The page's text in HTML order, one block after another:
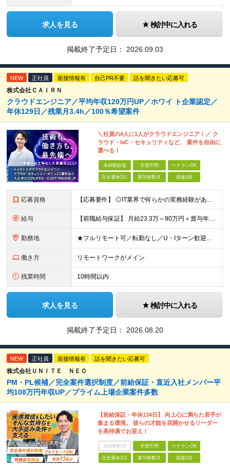
求人を見る 検討中に入れる
掲載終了予定日： 2026.09.03
NEW 正社員 面接情報有 自己PR不要 話を聞きたい応募可
株式会社ＣＡＩＲＮ
クラウドエンジニア／平均年収120万円UP／ホワイ ト企業認定／
年休129日／残業月3.4h／100％希望案件
＼社員の4人に1人がクラウドエンジニア！／ ク
ラウド・IaC・セキュリティなど、 案件を自由に
選べる！
未経験歓迎 学歴不問 ベテランOK
完全週休2日 賞与複数月 面接1回
応募資格 【応募要件】 ◎IT業界で何らかの実務経験がある方 └2～3ヶ月の実務経験のある方は歓迎します！ 例）PCキッティングやモバイル通信基地局の業務経験者など インフラエンジニアとして経験のある方は、
給与 【前職給与保証】 月給23.3万～90万円＋賞与年2回＋インセンティブ ★年収1000万円以上の実績あり！ ※上記月給には月20～30時間分（2万9,300円～21万7,900円）の固定残業代を含み
勤務地 ★フルリモート可／転勤なし／U・Iターン歓迎★ ◎勤務地は相談の上、ご自宅近くに調整します！ 【勤務地】 本社、または東京／埼玉／千葉／神奈川／愛知／仙台のクライアント先 ◎完全在宅（フルリモート）
働き方 リモートワークがメイン
残業時間 10時間以内
求人を見る 検討中に入れる
掲載終了予定日： 2026.08.20
NEW 正社員 面接情報有 話を聞きたい応募可
株式会社ＵＮＩＴＥ ＮＥＯ
PM・PL候補／完全案件選択制度／前給保証・直近入社メンバー平
均108万円年収UP／プライム上場企業案件多数
【前給保証・年休134日】 向上心に満ちた若手が
集まる環境。 彼らの才能を花開かせるリーダー
を高待遇でお迎え！
未経験歓迎 学歴不問 ベテランOK
完全週休2日 賞与複数月 面接1回